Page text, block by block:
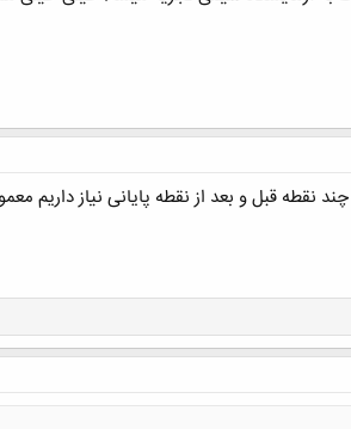
قبل و بعد از نقطه پايانی نياز داريم